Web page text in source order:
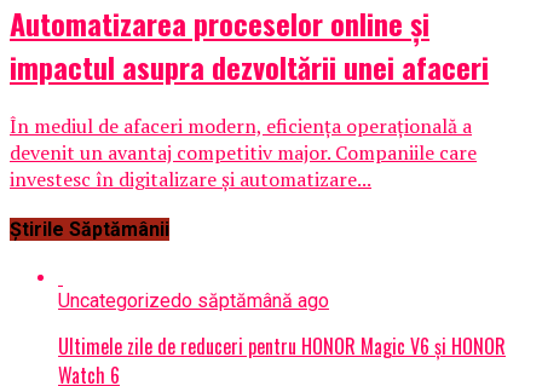
Automatizarea proceselor online și
impactul asupra dezvoltării unei afaceri
În mediul de afaceri modern, eficiența operațională a
devenit un avantaj competitiv major. Companiile care
investesc în digitalizare și automatizare...
Știrile Săptămânii
Uncategorizedo săptămână ago
Ultimele zile de reduceri pentru HONOR Magic V6 și HONOR
Watch 6